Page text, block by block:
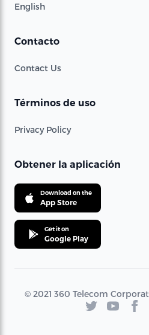
English
Contacto
Contact Us
Términos de uso
Privacy Policy
Obtener la aplicación
Download on the
App Store
Get it on
Google Play
© 2021 360 Telecom